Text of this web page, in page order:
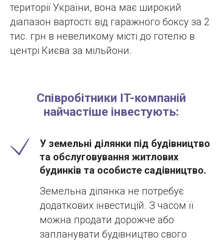
території України, вона має широкий
діапазон вартості: від гаражного боксу за 2
тис. грн в невеликому місті до готелю в
центрі Києва за мільйони.
Співробітники IT-компаній
найчастіше інвестують:
У земельні ділянки під будівництво
та обслуговування житлових
будинків та особисте садівництво.
Земельна ділянка не потребує
додаткових інвестицій. З часом її
можна продати дорожче або
запланувати будівництво свого